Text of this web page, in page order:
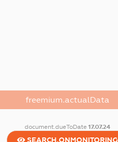
freemium.actualData
document.dueToDate 17.07.24
SEARCH.ONMONITORING